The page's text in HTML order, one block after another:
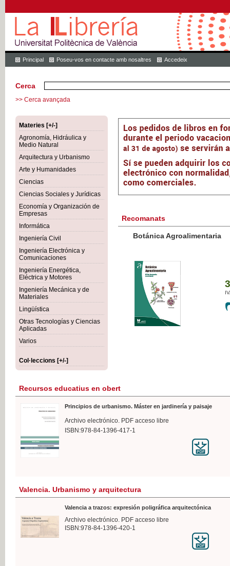
Principal Poseu-vos en contacte amb nosaltres Accedeix
Cerca
>> Cerca avançada
Materies [+/-]
Agronomía, Hidráulica y
Medio Natural
Arquitectura y Urbanismo
Arte y Humanidades
Ciencias
Ciencias Sociales y Jurídicas
Economía y Organización de
Empresas
Informática
Ingeniería Civil
Ingeniería Electrónica y
Comunicaciones
Ingeniería Energética,
Eléctrica y Motores
Ingeniería Mecánica y de
Materiales
Lingüística
Otras Tecnologías y Ciencias
Aplicadas
Varios
Col·leccions [+/-]
Recomanats
Botánica Agroalimentaria
IVA
Recursos educatius en obert
Principios de urbanismo. Máster en jardinería y paisaje
Archivo electrónico. PDF acceso libre
ISBN:978-84-1396-417-1
Valencia. Urbanismo y arquitectura
Valencia a trazos: expresión poligráfica arquitectónica
Archivo electrónico. PDF acceso libre
ISBN:978-84-1396-420-1